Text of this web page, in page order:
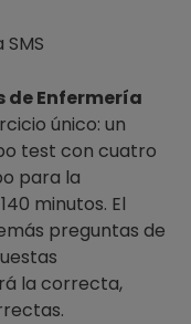
de Enfermería
único: un
test con cuatro
para la
minutos. El
preguntas de
la correcta,